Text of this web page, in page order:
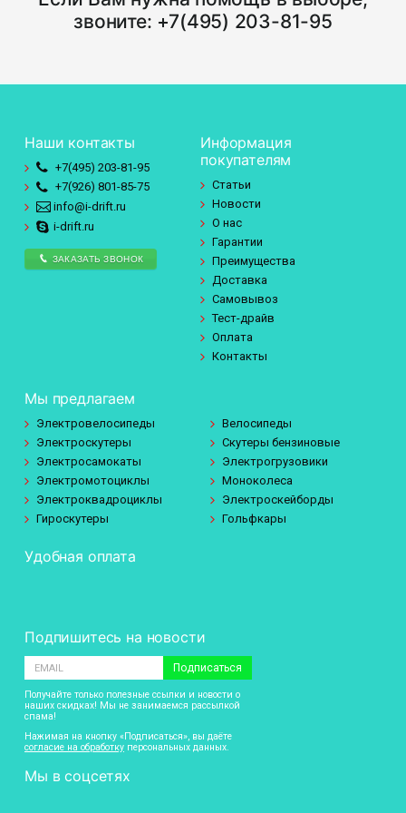
звоните: +7(495) 203-81-95
Наши контакты
+7(495) 203-81-95
+7(926) 801-85-75
info@i-drift.ru
i-drift.ru
ЗАКАЗАТЬ ЗВОНОК
Информация
покупателям
Статьи
Новости
О нас
Гарантии
Преимущества
Доставка
Самовывоз
Тест-драйв
Оплата
Контакты
Мы предлагаем
Электровелосипеды
Велосипеды
Электроскутеры
Скутеры бензиновые
Электросамокаты
Электрогрузовики
Электромотоциклы
Моноколеса
Электроквадроциклы
Электроскейборды
Гироскутеры
Гольфкары
Удобная оплата
Подпишитесь на новости
Подписаться
Получайте только полезные ссылки и новости о
наших скидках! Мы не занимаемся рассылкой
спама!
Нажимая на кнопку «Подписаться», вы даёте
согласие на обработку персональных данных.
Мы в соцсетях